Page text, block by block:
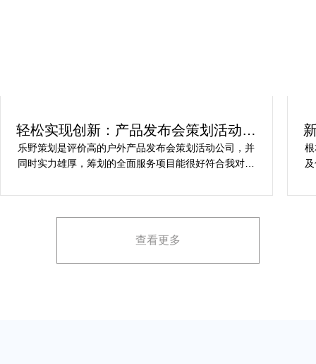
轻松实现创新：产品发布会策划活动方
案解析
乐野策划是评价高的户外产品发布会策划活动公司，并
同时实力雄厚，筹划的全面服务项目能很好符合我对保
产品发布会活动策划，想要愿意推举给期待寻求户外产
查看更多